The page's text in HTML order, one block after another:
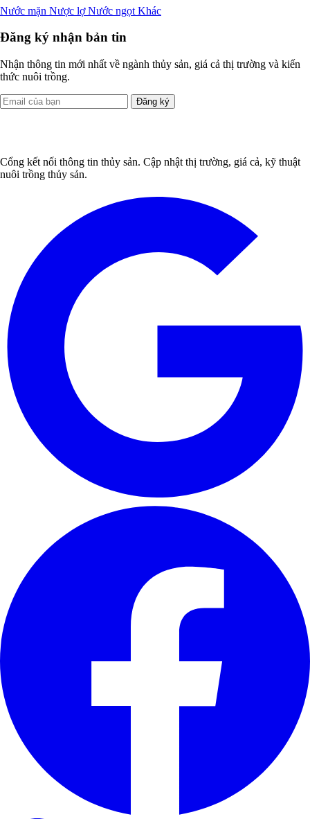
Nước mặn Nược lợNước ngọt Khác
Đăng ký nhận bản tin
Nhận thông tin mới nhất về ngành thủy sản, giá cả thị trường và kiến
thức nuôi trồng.
Đăng ký
Cổng kết nối thông tin thủy sản. Cập nhật thị trường, giá cả, kỹ thuật
nuôi trồng thủy sản.